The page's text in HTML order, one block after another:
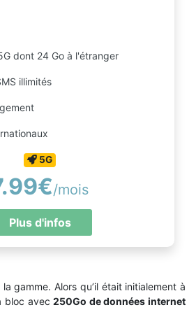
dont 24 Go à l'étranger
illimités
5G
/mois
Plus d'infos
gamme. Alors qu’il était initialement à
bloc avec250Go de données internet